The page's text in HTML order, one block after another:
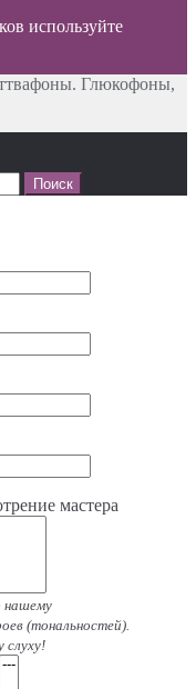
используйте
Глюкофоны,
мастера
нашему
(тональностей).
слуху!